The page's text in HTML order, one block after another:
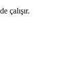
çalışır.